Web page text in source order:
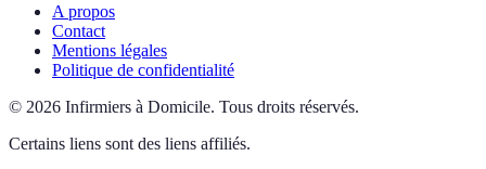
A propos
Contact
Mentions légales
Politique de confidentialité
© 2026 Infirmiers à Domicile. Tous droits réservés.
Certains liens sont des liens affiliés.